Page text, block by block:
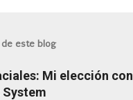
de este blog
Mi elección con